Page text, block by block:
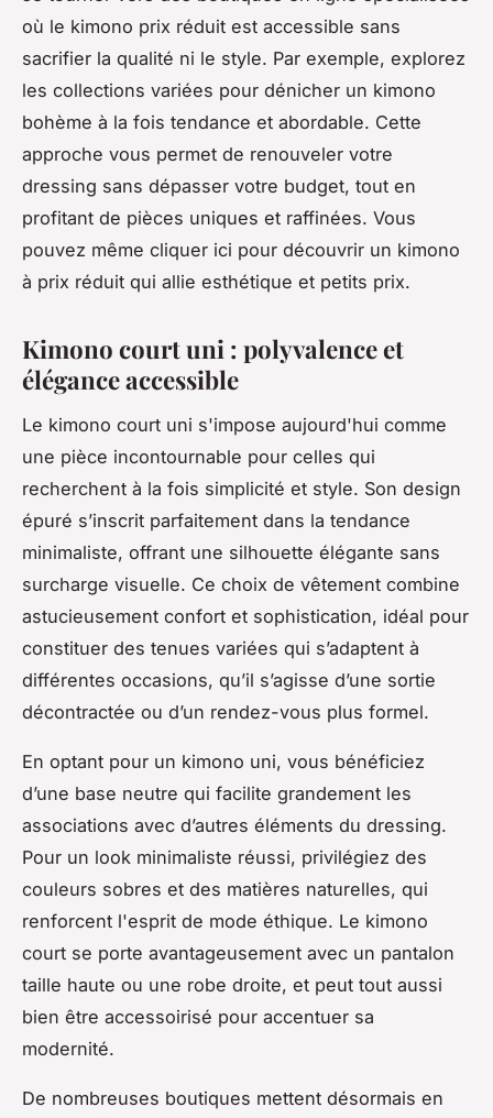
où le kimono prix réduit est accessible sans
sacrifier la qualité ni le style. Par exemple, explorez
les collections variées pour dénicher un kimono
bohème à la fois tendance et abordable. Cette
approche vous permet de renouveler votre
dressing sans dépasser votre budget, tout en
profitant de pièces uniques et raffinées. Vous
pouvez même cliquer ici pour découvrir un kimono
à prix réduit qui allie esthétique et petits prix.
Kimono court uni : polyvalence et
élégance accessible
Le kimono court uni s'impose aujourd'hui comme
une pièce incontournable pour celles qui
recherchent à la fois simplicité et style. Son design
épuré s’inscrit parfaitement dans la tendance
minimaliste, offrant une silhouette élégante sans
surcharge visuelle. Ce choix de vêtement combine
astucieusement confort et sophistication, idéal pour
constituer des tenues variées qui s’adaptent à
différentes occasions, qu’il s’agisse d’une sortie
décontractée ou d’un rendez-vous plus formel.
En optant pour un kimono uni, vous bénéficiez
d’une base neutre qui facilite grandement les
associations avec d’autres éléments du dressing.
Pour un look minimaliste réussi, privilégiez des
couleurs sobres et des matières naturelles, qui
renforcent l'esprit de mode éthique. Le kimono
court se porte avantageusement avec un pantalon
taille haute ou une robe droite, et peut tout aussi
bien être accessoirisé pour accentuer sa
modernité.
De nombreuses boutiques mettent désormais en